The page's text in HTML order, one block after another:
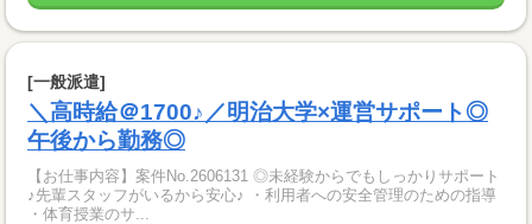
[一般派遣]
＼高時給＠1700♪／明治大学×運営サポート◎
午後から勤務◎
【お仕事内容】案件No.2606131 ◎未経験からでもしっかりサポート
♪先輩スタッフがいるから安心♪ ・利用者への安全管理のための指導
・体育授業のサ...